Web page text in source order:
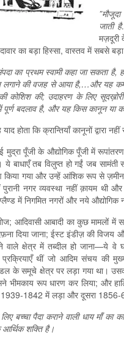
जाती
मज़दूरी
का बड़ा हिस्सा, वास्तव में सबसे
का प्रथम स्वामी कहा जा सकता है,
की वजह से आया है,…और यह कम
की कोशिश की; उदाहरण के लिए
पूर्ण बदलाव है, और यह किस कानून या
होता कि क्रान्तियाँ कानूनों द्वारा
मुद्रा पूँजी के औद्योगिक पूँजी में
बाधाएँ तब विलुप्त हो गईं जब सामंती
किया गया और उन्हें आंशि‍क रूप से
नगर व्यवस्था नहीं क़ायम थी
में निगमित नगरों और नये औद्योगिक
आदिवासी आबादी का कुछ मामलों में
दिया जाना; ईस्‍ट इंडीज़ की
वाले क्षेत्र में तब्दील हो जाना—ये
प्रक्रियाएँ थीं जो आदिम संचय की
के समूचे क्षेत्र पर लड़ा गया
भीमकाय रूप धारण कर लिया; और
1939-1842 में लड़ा और दूसरा 1856-
बच्चा पैदा कराने वाली धाय माँ
शक्ति है।